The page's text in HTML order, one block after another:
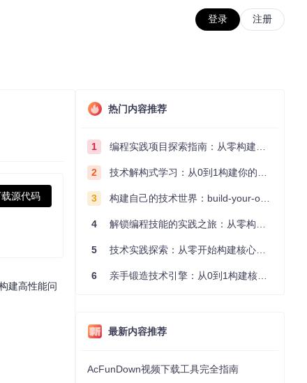
登录 注册
源代码
建高性能问
热门内容推荐
1 编程实践项目探索指南：从零构建技术能力体系
2 技术解构式学习：从0到1构建你的编程知识体系
3 构建自己的技术世界：build-your-own-x项目的实践探索指南
4 解锁编程技能的实践之旅：从零构建你的技术世界
5 技术实践探索：从零开始构建核心系统的实践指南
6 亲手锻造技术引擎：从0到1构建核心系统的实践指南
最新内容推荐
AcFunDown视频下载工具完全指南